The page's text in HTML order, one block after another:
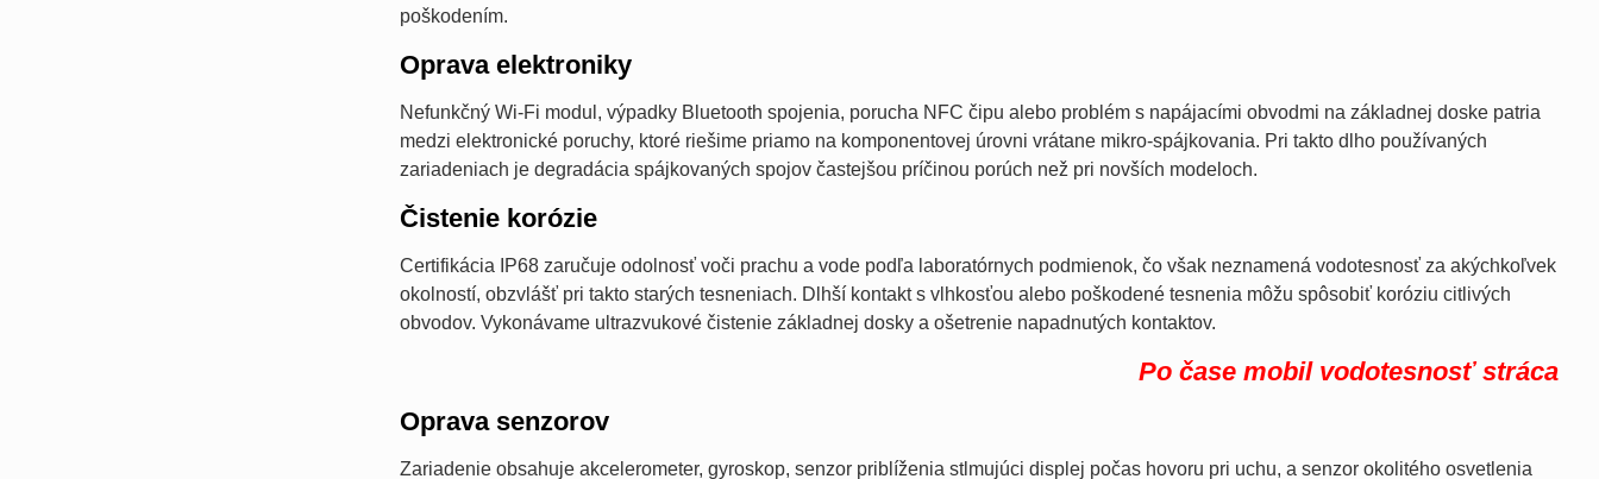
poškodením.
Oprava elektroniky
Nefunkčný Wi-Fi modul, výpadky Bluetooth spojenia, porucha NFC čipu alebo problém s napájacími obvodmi na základnej doske patria
medzi elektronické poruchy, ktoré riešime priamo na komponentovej úrovni vrátane mikro-spájkovania. Pri takto dlho používaných
zariadeniach je degradácia spájkovaných spojov častejšou príčinou porúch než pri novších modeloch.
Čistenie korózie
Certifikácia IP68 zaručuje odolnosť voči prachu a vode podľa laboratórnych podmienok, čo však neznamená vodotesnosť za akýchkoľvek
okolností, obzvlášť pri takto starých tesneniach. Dlhší kontakt s vlhkosťou alebo poškodené tesnenia môžu spôsobiť koróziu citlivých
obvodov. Vykonávame ultrazvukové čistenie základnej dosky a ošetrenie napadnutých kontaktov.
Po čase mobil vodotesnosť stráca
Oprava senzorov
Zariadenie obsahuje akcelerometer, gyroskop, senzor priblíženia stlmujúci displej počas hovoru pri uchu, a senzor okolitého osvetlenia